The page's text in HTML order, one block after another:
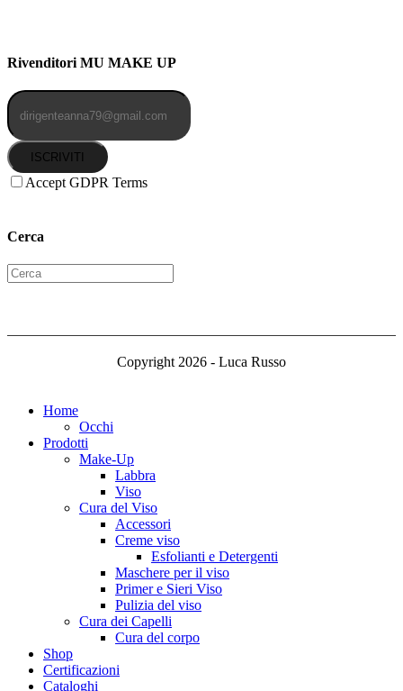
Rivenditori MU MAKE UP
ISCRIVITI
Accept GDPR Terms
Cerca
Copyright 2026 - Luca Russo
Home
Occhi
Prodotti
Make-Up
Labbra
Viso
Cura del Viso
Accessori
Creme viso
Esfolianti e Detergenti
Maschere per il viso
Primer e Sieri Viso
Pulizia del viso
Cura dei Capelli
Cura del corpo
Shop
Certificazioni
Cataloghi